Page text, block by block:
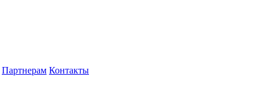
Партнерам Контакты